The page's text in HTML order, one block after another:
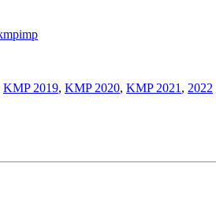
KMP 2019, KMP 2020, KMP 2021 , 2022